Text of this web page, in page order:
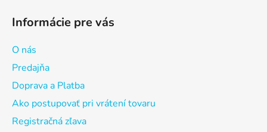
Informácie pre vás
O nás
Predajňa
Doprava a Platba
Ako postupovať pri vrátení tovaru
Registračná zľava